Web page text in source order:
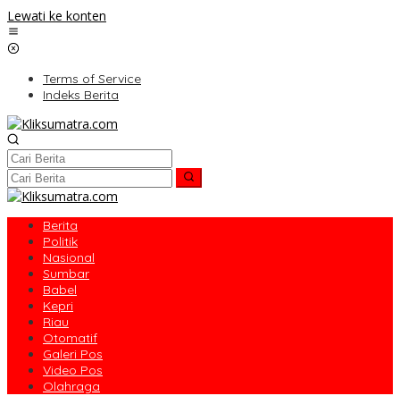
Lewati ke konten
Terms of Service
Indeks Berita
Berita
Politik
Nasional
Sumbar
Babel
Kepri
Riau
Otomatif
Galeri Pos
Video Pos
Olahraga